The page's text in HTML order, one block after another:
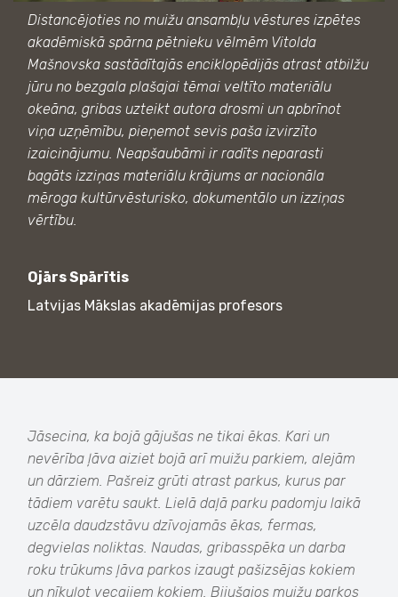
Distancējoties no muižu ansambļu vēstures izpētes
akadēmiskā spārna pētnieku vēlmēm Vitolda
Mašnovska sastādītajās enciklopēdijās atrast atbilžu
jūru no bezgala plašajai tēmai veltīto materiālu
okeāna, gribas uzteikt autora drosmi un apbrīnot
viņa uzņēmību, pieņemot sevis paša izvirzīto
izaicinājumu. Neapšaubāmi ir radīts neparasti
bagāts izziņas materiālu krājums ar nacionāla
mēroga kultūrvēsturisko, dokumentālo un izziņas
vērtību.
Ojārs Spārītis
Latvijas Mākslas akadēmijas profesors
Jāsecina, ka bojā gājušas ne tikai ēkas. Kari un
nevērība ļāva aiziet bojā arī muižu parkiem, alejām
un dārziem. Pašreiz grūti atrast parkus, kurus par
tādiem varētu saukt. Lielā daļā parku padomju laikā
uzcēla daudzstāvu dzīvojamās ēkas, fermas,
degvielas noliktas. Naudas, gribasspēka un darba
roku trūkums ļāva parkos izaugt pašizsējas kokiem
un nīkuļot vecajiem kokiem. Bijušajos muižu parkos